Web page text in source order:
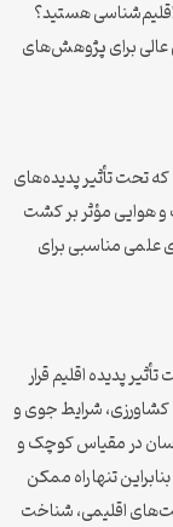
هستید؟
عالی برای پژوهش‌های
تحت تأثیر پدیده‌های
و هوایی مؤثر بر کشت
علمی مناسبی برای
پدیده اقلیم قرار
کشاورزی، شرایط جوی و
در مقیاس کوچک و
تنها راه ممکن
اقلیمی، شناخت